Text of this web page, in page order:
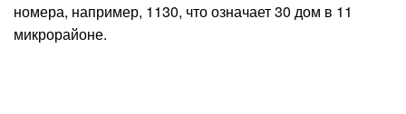
номера, например, 1130, что означает 30 дом в 11
микрорайоне.